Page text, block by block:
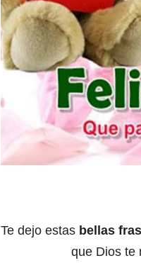
Te dejo estas bellas
que Dios te